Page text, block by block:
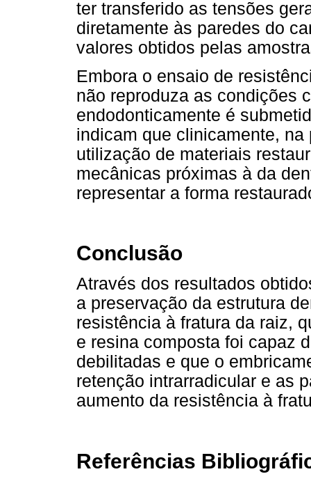
ter transferido as tensões
diretamente às paredes do
valores obtidos pelas
Embora o ensaio de
não reproduza as condições
endodonticamente é
indicam que clinicamente,
utilização de materiais
mecânicas próximas à da
representar a forma
Conclusão
Através dos resultados
a preservação da estrutura
resistência à fratura da raiz,
e resina composta foi capaz
debilitadas e que o
retenção intrarradicular e as
aumento da resistência à
Referências